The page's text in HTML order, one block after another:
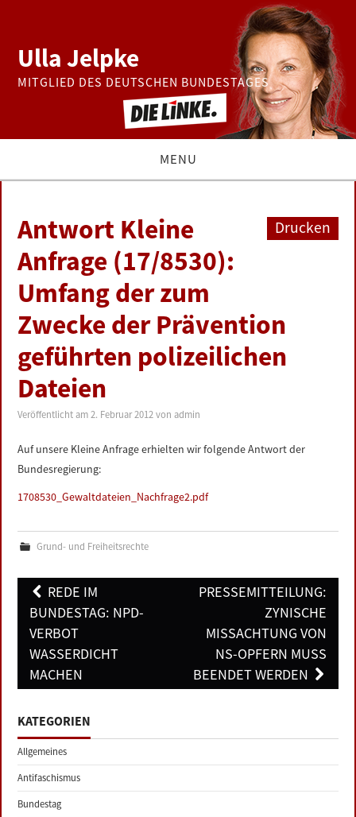
Ulla Jelpke
MITGLIED DES DEUTSCHEN BUNDESTAGES
MENU
BUNDESTAG
PRESSE
ZUR PERSON
LINKS
DATENSCHUTZERKLÄRUNG
IMPRESSUM
Drucken
Antwort Kleine
Anfrage (17/8530):
Umfang der zum
Zwecke der Prävention
geführten polizeilichen
Dateien
Veröffentlicht am2. Februar 2012 vonadmin
Auf unsere Kleine Anfrage erhielten wir folgende Antwort der
Bundesregierung:
1708530_Gewaltdateien_Nachfrage2.pdf
Grund- und Freiheitsrechte
Post
navigation
REDE IM
BUNDESTAG: NPD-
VERBOT
WASSERDICHT
MACHEN
PRESSEMITTEILUNG:
ZYNISCHE
MISSACHTUNG VON
NS-OPFERN MUSS
BEENDET WERDEN
KATEGORIEN
Allgemeines
Antifaschismus
Bundestag